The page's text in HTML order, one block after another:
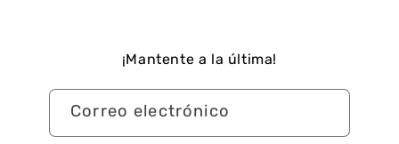
¡Mantente a la última!
Correo electrónico